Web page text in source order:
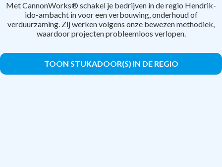
Met CannonWorks® schakel je bedrijven in de regio Hendrik-
ido-ambacht in voor een verbouwing, onderhoud of
verduurzaming. Zij werken volgens onze bewezen methodiek,
waardoor projecten probleemloos verlopen.
TOON STUKADOOR(S) IN DE REGIO